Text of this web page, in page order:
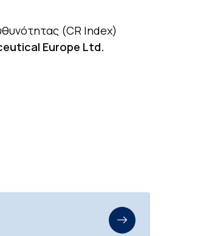
(CR Index)
Europe Ltd.